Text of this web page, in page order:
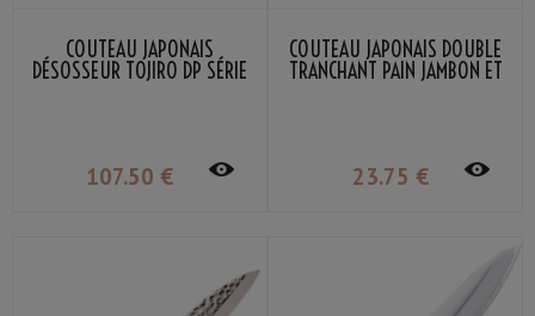
COUTEAU JAPONAIS
DÉSOSSEUR TOJIRO DP SÉRIE
107.50 €
COUTEAU JAPONAIS DOUBLE
TRANCHANT PAIN JAMBON ET
23.75 €